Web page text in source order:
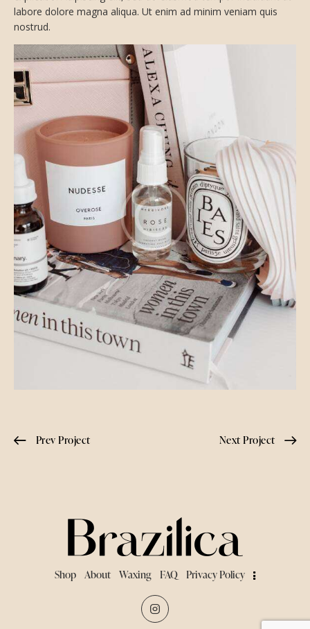
labore dolore magna aliqua. Ut enim ad minim veniam quis
nostrud.
Prev Project Next Project
Shop About Waxing FAQ Privacy Policy